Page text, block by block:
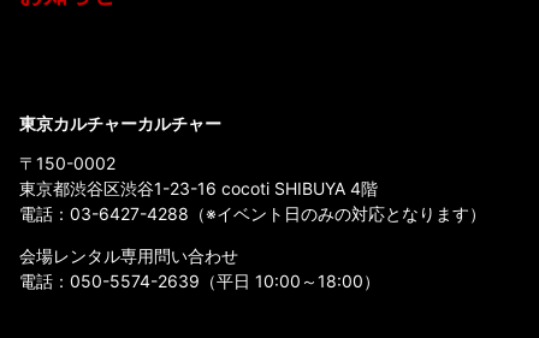
東京カルチャーカルチャー
〒150-0002
東京都渋谷区渋谷1-23-16 cocoti SHIBUYA 4階
電話： 03-6427-4288 （※イベント日のみの対応となります）
会場レンタル専用問い合わせ
電話： 050-5574-2639 （平日 10:00～18:00）